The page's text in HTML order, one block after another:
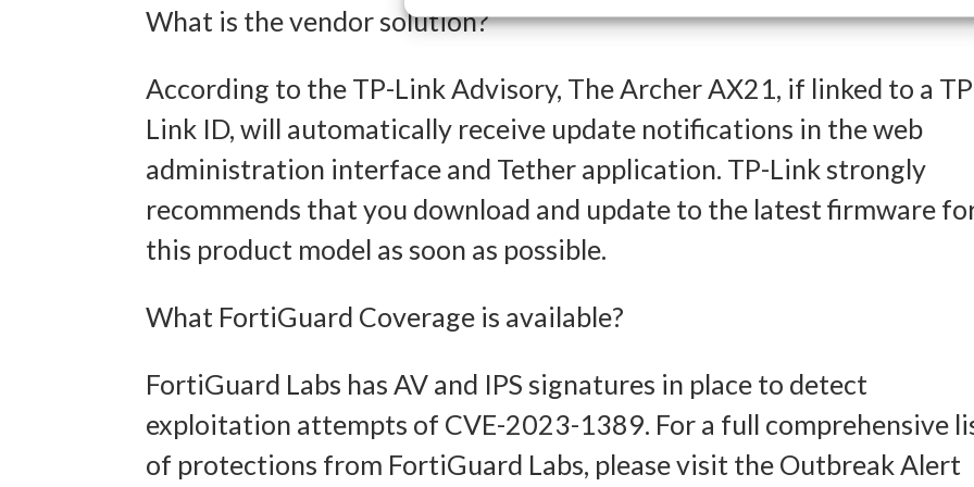
Abgleichung und Kombination von Daten aus unterschiedlichen Quellen, Verknüpfung
verschiedener Endgeräte, Identifikation von Endgeräten anhand automatisch
übermittelter Informationen.
Betrug und Fehlerbehebung, Bereitstellung und Anzeige von Werbung
übermitteln.
What is the vendor solution?
According to the TP-Link Advisory, The Archer AX21, if linked to a
Link ID, will automatically receive update notifications in the web
administration interface and Tether application. TP-Link strongly
recommends that you download and update to the latest firmware
this product model as soon as possible.
What FortiGuard Coverage is available?
FortiGuard Labs has AV and IPS signatures in place to detect
exploitation attempts of CVE-2023-1389. For a full comprehensive
of protections from FortiGuard Labs, please visit the Outbreak Alert